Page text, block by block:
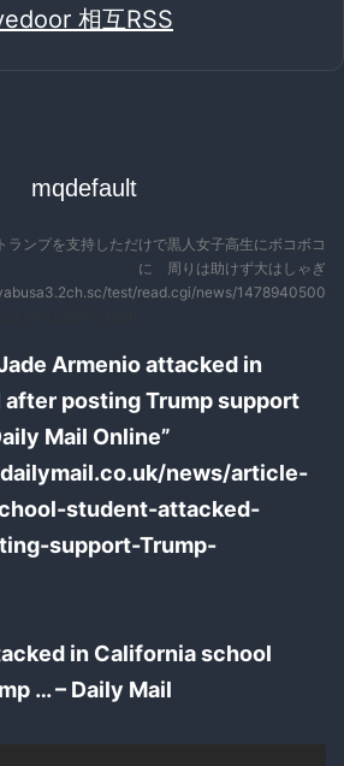
相互RSS
ランプを支持しただけで黒人女子高生にボコボコ
に 周りは助けず大はしゃぎ
test/read.cgi/news/1478940500
Armenio attacked in
posting Trump support
Mail Online”
news/article-
student-attacked-
support-Trump-
in California school
… – Daily Mail